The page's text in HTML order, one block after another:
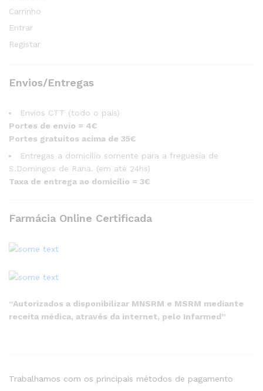
Carrinho
Entrar
Registar
Envios/Entregas
Envios CTT (todo o país)
Portes de envio = 4€
Portes gratuitos acima de 35€
Entregas a domicílio somente para a freguesia de
S.Domingos de Rana. (em até 24hs)
Taxa de entrega ao domicílio = 3€
Farmácia Online Certificada
“Autorizados a disponibilizar MNSRM e MSRM mediante
receita médica, através da internet, pelo Infarmed”
Trabalhamos com os principais métodos de pagamento